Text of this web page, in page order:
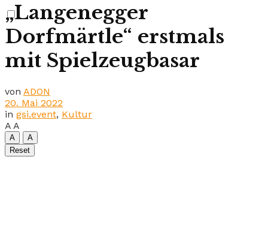
„Langenegger
Dorfmärtle“ erstmals
mit Spielzeugbasar
von ADON
20. Mai 2022
in gsi.event, Kultur
A A
A
A
Reset